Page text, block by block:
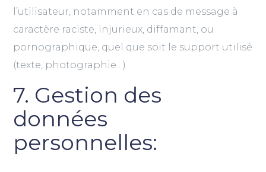
l’utilisateur, notamment en cas de message à
caractère raciste, injurieux, diffamant, ou
pornographique, quel que soit le support utilisé
(texte, photographie…).
7. Gestion des
données
personnelles: